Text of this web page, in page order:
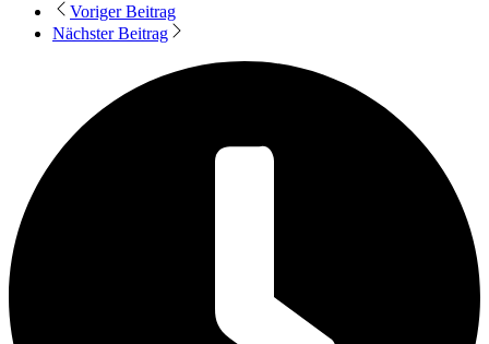
Voriger Beitrag
Nächster Beitrag